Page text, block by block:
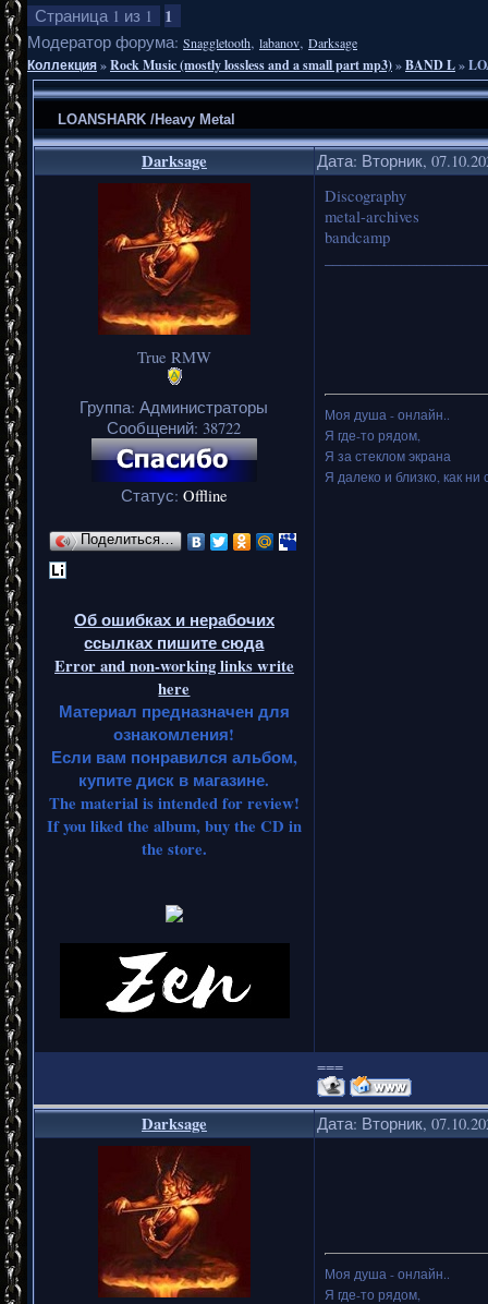
Страница 1 из 1 1
Модератор форума: Snaggletooth, labanov, Darksage
Коллекция»Rock Music (mostly lossless and a small part mp3)»BAND L»
LOANSHARK /Heavy Metal
Darksage Дата: Вторник,
True RMW
Группа: Администраторы
Сообщений: 38722
Статус: Offline
Поделиться…
Об ошибках и нерабочих
ссылках пишите сюда
Error and non-working links write
here
Материал предназначен для
ознакомления!
Если вам понравился альбом,
купите диск в магазине.
The material is intended for review!
If you liked the album, buy the CD in
the store.
Discography
metal-archives
bandcamp
Моя душа - онлайн..
Я где-то рядом,
Я за стеклом экрана
Я далеко и близко, как ни
===
Darksage Дата: Вторник,
Моя душа - онлайн..
Я где-то рядом,